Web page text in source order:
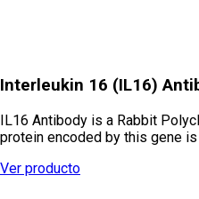
Interleukin 16 (IL16)
IL16 Antibody is a Rabbit
protein encoded by this gene
Ver producto